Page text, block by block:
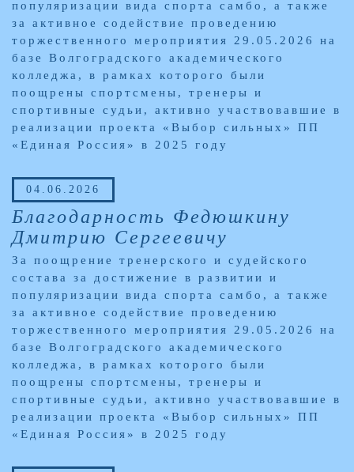
популяризации вида спорта самбо, а также
за активное содействие проведению
торжественного мероприятия 29.05.2026 на
базе Волгоградского академического
колледжа, в рамках которого были
поощрены спортсмены, тренеры и
спортивные судьи, активно участвовавшие в
реализации проекта «Выбор сильных» ПП
«Единая Россия» в 2025 году
04.06.2026
Благодарность Федюшкину
Дмитрию Сергеевичу
За поощрение тренерского и судейского
состава за достижение в развитии и
популяризации вида спорта самбо, а также
за активное содействие проведению
торжественного мероприятия 29.05.2026 на
базе Волгоградского академического
колледжа, в рамках которого были
поощрены спортсмены, тренеры и
спортивные судьи, активно участвовавшие в
реализации проекта «Выбор сильных» ПП
«Единая Россия» в 2025 году